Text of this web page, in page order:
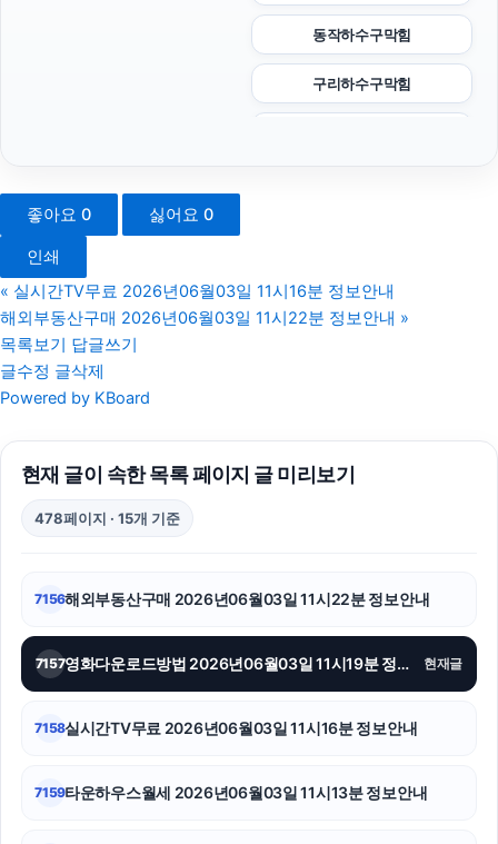
동작하수구막힘
구리하수구막힘
이혼전문변호사
강남하수구막힘
용인하수구막힘
대구이혼전문변호사
좋아요 0 싫어요 0
인쇄
« 실시간TV무료 2026년06월03일 11시16분 정보안내
해외부동산구매 2026년06월03일 11시22분 정보안내 »
목록보기 답글쓰기
글수정 글삭제
Powered by KBoard
현재 글이 속한 목록 페이지 글 미리보기
478페이지 · 15개 기준
7156해외부동산구매 2026년06월03일 11시22분 정보안내
7157 영화다운로드방법 2026년06월03일 11시19분 정보안내 현재글
7158실시간TV무료 2026년06월03일 11시16분 정보안내
7159타운하우스월세 2026년06월03일 11시13분 정보안내